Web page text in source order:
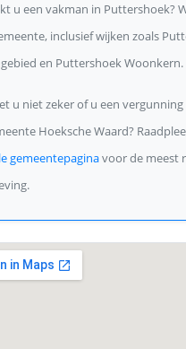
u een vakman in Puttershoek?
inclusief wijken zoals
en Puttershoek Woonkern.
u niet zeker of u een
Hoeksche Waard?
gemeentepaginavoor de meest